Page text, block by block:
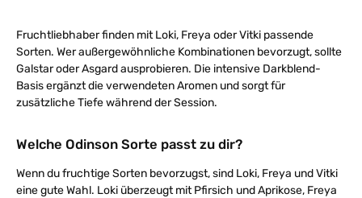
Fruchtliebhaber finden mit Loki, Freya oder Vitki passende
Sorten. Wer außergewöhnliche Kombinationen bevorzugt, sollte
Galstar oder Asgard ausprobieren. Die intensive Darkblend-
Basis ergänzt die verwendeten Aromen und sorgt für
zusätzliche Tiefe während der Session.
Welche Odinson Sorte passt zu dir?
Wenn du fruchtige Sorten bevorzugst, sind Loki, Freya und Vitki
eine gute Wahl. Loki überzeugt mit Pfirsich und Aprikose, Freya